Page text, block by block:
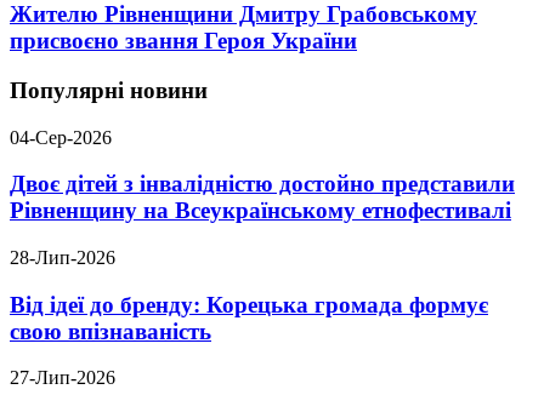
Жителю Рівненщини Дмитру Грабовському
присвоєно звання Героя України
Популярні новини
04-Сер-2026
Двоє дітей з інвалідністю достойно представили
Рівненщину на Всеукраїнському етнофестивалі
28-Лип-2026
Від ідеї до бренду: Корецька громада формує
свою впізнаваність
27-Лип-2026